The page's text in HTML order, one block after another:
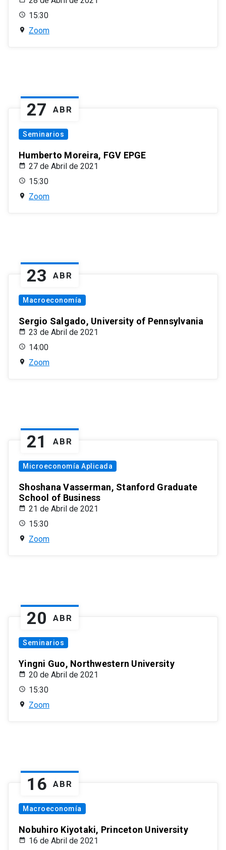
15:30
Zoom
27 ABR
Seminarios
Humberto Moreira, FGV EPGE
27 de Abril de 2021
15:30
Zoom
23 ABR
Macroeconomía
Sergio Salgado, University of Pennsylvania
23 de Abril de 2021
14:00
Zoom
21 ABR
Microeconomía Aplicada
Shoshana Vasserman, Stanford Graduate
School of Business
21 de Abril de 2021
15:30
Zoom
20 ABR
Seminarios
Yingni Guo, Northwestern University
20 de Abril de 2021
15:30
Zoom
16 ABR
Macroeconomía
Nobuhiro Kiyotaki, Princeton University
16 de Abril de 2021